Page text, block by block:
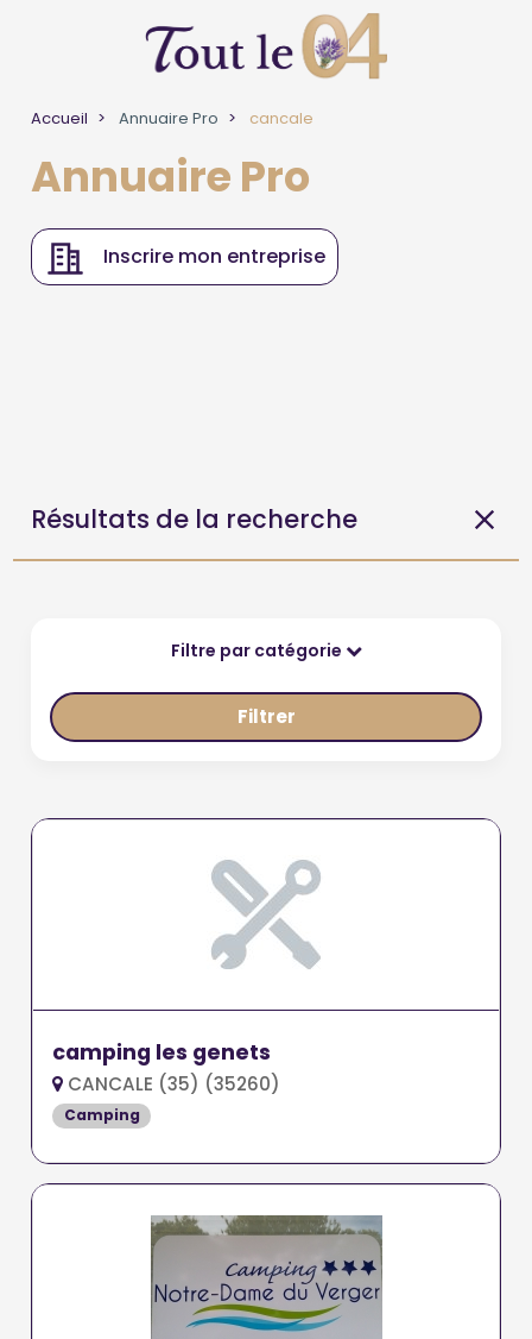
Accueil Annuaire Pro cancale
Annuaire Pro
Inscrire mon entreprise
Résultats de la recherche
Filtre par catégorie
Filtrer
camping les genets
CANCALE (35) (35260)
Camping